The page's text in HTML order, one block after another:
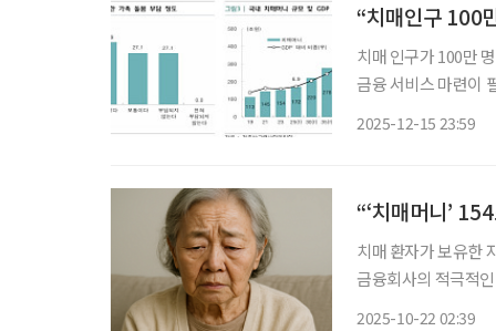
“치매인구 100
치매 인구가 100만
금융 서비스 마련이 필요하다는 제언이
2025-12-15 23:59
“‘치매머니’
치매 환자가 보유한
금융회사의 적극적인 대응이 필
2025-10-22 02:39